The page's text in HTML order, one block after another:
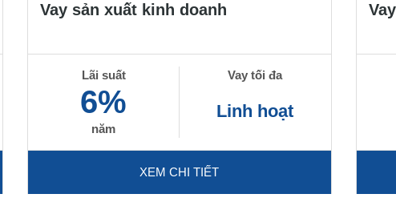
Vay sản xuất kinh doanh
Lãi suất
6%
năm
Vay tối đa
Linh hoạt
XEM CHI TIẾT